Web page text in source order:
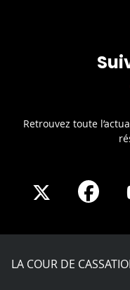
Retrouvez toute
Share
X
Share
LA COUR DE